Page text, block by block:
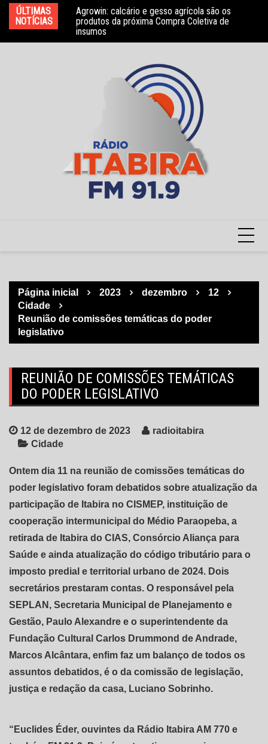
para
conteúdo
ÚLTIMAS
NOTÍCIAS
Agrowin: calcário e gesso agrícola são os
produtos da próxima Compra Coletiva de
insumos
Novo convênio com a Associação Nosso Lar
garante atendimento a crianças com TEA
Página inicial 2023 dezembro
12
Cidade
Reunião de comissões temáticas do poder
legislativo
REUNIÃO DE COMISSÕES TEMÁTICAS
DO PODER LEGISLATIVO
12 de dezembro de 2023
radioitabira
Cidade
Ontem dia 11 na reunião de comissões temáticas do
poder legislativo foram debatidos sobre atualização da
participação de Itabira no CISMEP, instituição de
cooperação intermunicipal do Médio Paraopeba, a
retirada de Itabira do CIAS, Consórcio Aliança para
Saúde e ainda atualização do código tributário para o
imposto predial e territorial urbano de 2024. Dois
secretários prestaram contas. O responsável pela
SEPLAN, Secretaria Municipal de Planejamento e
Gestão, Paulo Alexandre e o superintendente da
Fundação Cultural Carlos Drummond de Andrade,
Marcos Alcântara, enfim faz um balanço de todos os
assuntos debatidos, é o da comissão de legislação,
justiça e redação da casa, Luciano Sobrinho.
“Euclides Éder, ouvintes da Rádio Itabira AM 770 e